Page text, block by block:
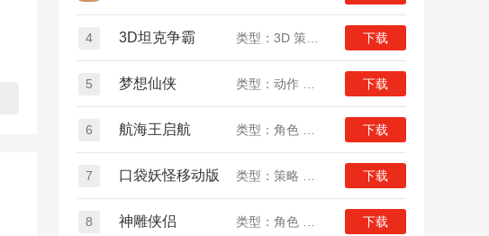
4 3D坦克争霸 下载
5 梦想仙侠 下载
6 航海王启航 下载
7 口袋妖怪移动版 下载
8 神雕侠侣 下载